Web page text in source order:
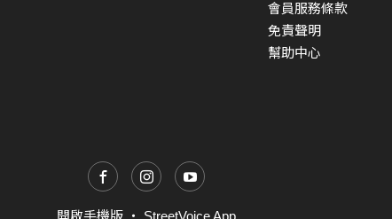
會員服務條款
免責聲明
幫助中心
開啟手機版 ・ StreetVoice App